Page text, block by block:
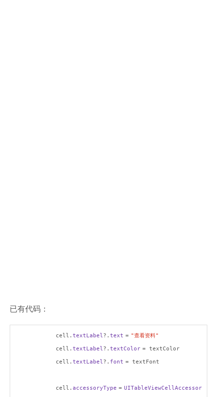
已有代码：
cell. textLabel?. text = "查看资料"
cell. textLabel?. textColor = textColor
cell. textLabel?. font = textFont
cell. accessoryType = UITableViewCellAccessor